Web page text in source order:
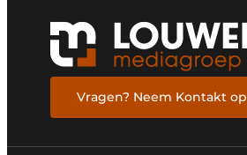
Vragen? Neem Kontakt op